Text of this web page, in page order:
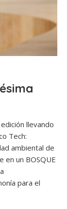
llevando
Tech:
ambiental de
en un BOSQUE
para el